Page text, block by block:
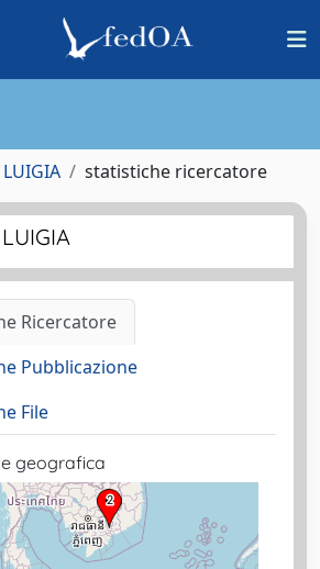
statistiche ricercatore
Ricercatore
Pubblicazione
File
geografica